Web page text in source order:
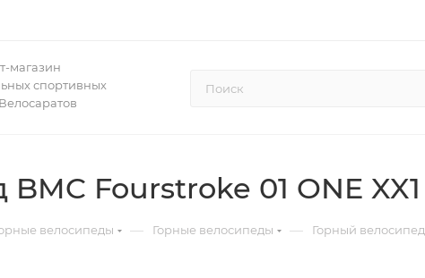
магазин
спортивных
Fourstroke 01 ONE
велосипеды — Горные велосипеды — Горный велосипед